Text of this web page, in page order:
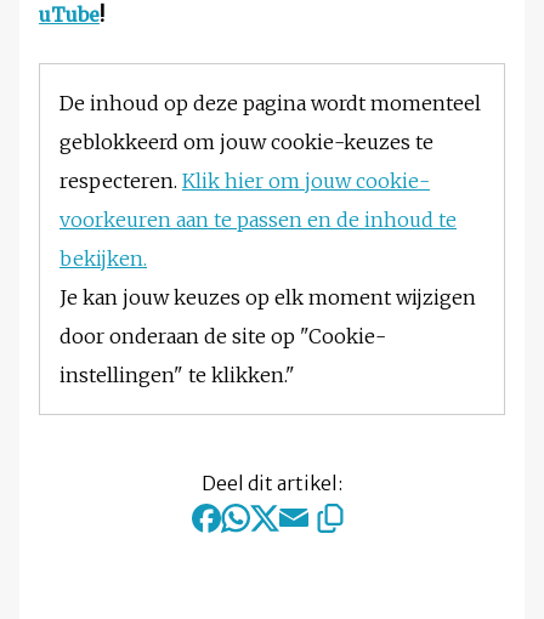
uTube!
De inhoud op deze pagina wordt momenteel
geblokkeerd om jouw cookie-keuzes te
respecteren. Klik hier om jouw cookie-
voorkeuren aan te passen en de inhoud te
bekijken.
Je kan jouw keuzes op elk moment wijzigen
door onderaan de site op "Cookie-
instellingen" te klikken."
Deel dit artikel: